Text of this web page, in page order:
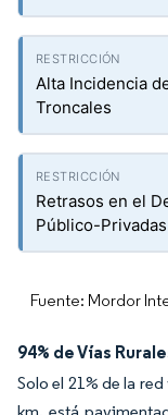
Alta Incidencia
Troncales
Retrasos en el
Público-
Fuente: Mordor
94% de Vías
Solo el 21% de la